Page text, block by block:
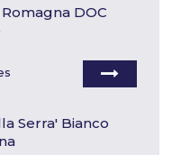
DOC
Serra' Bianco